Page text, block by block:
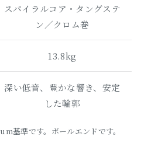
スパイラルコア・タングステ
ン／クロム巻
13.8kg
深い低音、豊かな響き、安定
した輪郭
基準です。ボールエンドです。